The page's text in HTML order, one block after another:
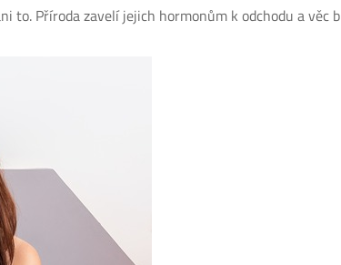
to. Příroda zavelí jejich hormonům k odchodu a věc